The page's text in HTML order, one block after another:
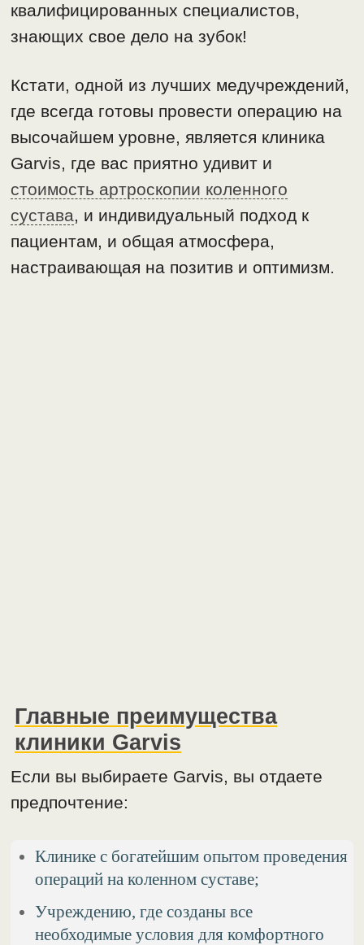
квалифицированных специалистов,
знающих свое дело на зубок!
Кстати, одной из лучших медучреждений,
где всегда готовы провести операцию на
высочайшем уровне, является клиника
Garvis, где вас приятно удивит и
стоимость артроскопии коленного
сустава, и индивидуальный подход к
пациентам, и общая атмосфера,
настраивающая на позитив и оптимизм.
Главные преимущества
клиники Garvis
Если вы выбираете Garvis, вы отдаете
предпочтение:
Клинике с богатейшим опытом проведения
операций на коленном суставе;
Учреждению, где созданы все
необходимые условия для комфортного